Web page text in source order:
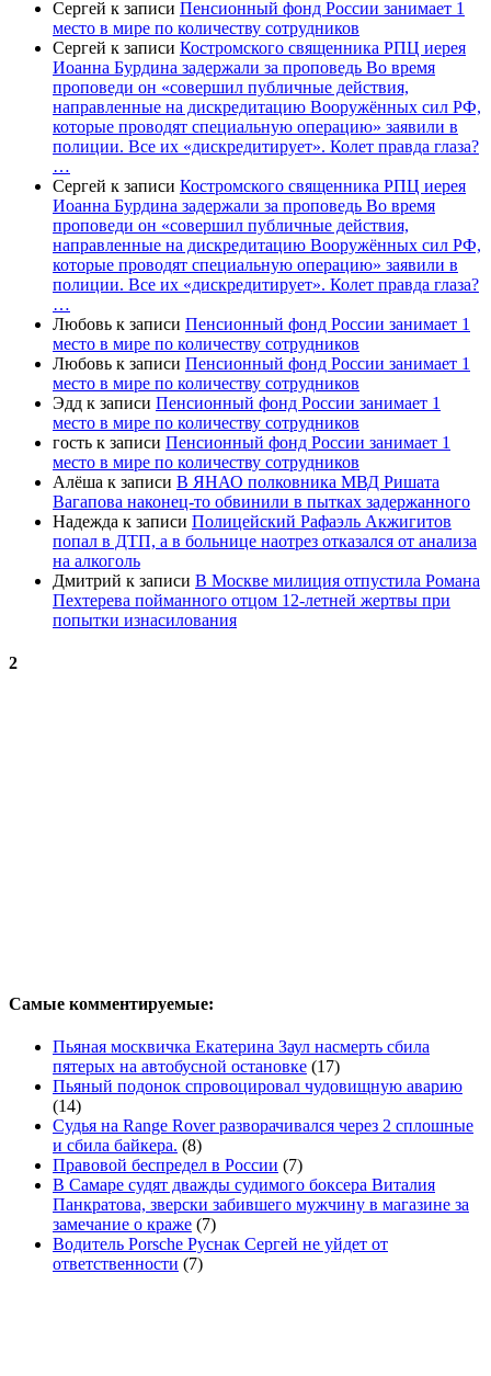
Сергей к записи Пенсионный фонд России занимает 1
место в мире по количеству сотрудников
Сергей к записи Костромского священника РПЦ иерея
Иоанна Бурдина задержали за проповедь Во время
проповеди он «совершил публичные действия,
направленные на дискредитацию Вооружённых сил РФ,
которые проводят специальную операцию» заявили в
полиции. Все их «дискредитирует». Колет правда глаза?
…
Сергей к записи Костромского священника РПЦ иерея
Иоанна Бурдина задержали за проповедь Во время
проповеди он «совершил публичные действия,
направленные на дискредитацию Вооружённых сил РФ,
которые проводят специальную операцию» заявили в
полиции. Все их «дискредитирует». Колет правда глаза?
…
Любовь к записи Пенсионный фонд России занимает 1
место в мире по количеству сотрудников
Любовь к записи Пенсионный фонд России занимает 1
место в мире по количеству сотрудников
Эдд к записи Пенсионный фонд России занимает 1
место в мире по количеству сотрудников
гость к записи Пенсионный фонд России занимает 1
место в мире по количеству сотрудников
Алёша к записи В ЯНАО полковника МВД Ришата
Вагапова наконец-то обвинили в пытках задержанного
Надежда к записи Полицейский Рафаэль Акжигитов
попал в ДТП, а в больнице наотрез отказался от анализа
на алкоголь
Дмитрий к записи В Москве милиция отпустила Романа
Пехтерева пойманного отцом 12-летней жертвы при
попытки изнасилования
2
Самые комментируемые:
Пьяная москвичка Екатерина Заул насмерть сбила
пятерых на автобусной остановке (17)
Пьяный подонок спровоцировал чудовищную аварию
(14)
Судья на Range Rover разворачивался через 2 сплошные
и сбила байкера. (8)
Правовой беспредел в России (7)
В Самаре судят дважды судимого боксера Виталия
Панкратова, зверски забившего мужчину в магазине за
замечание о краже (7)
Водитель Porsche Руснак Сергей не уйдет от
ответственности (7)